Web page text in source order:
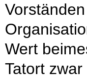
Wert
Tatort